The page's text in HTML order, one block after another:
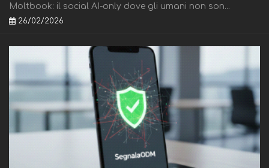
Moltbook: il social AI-only dove gli umani non son...
26/02/2026